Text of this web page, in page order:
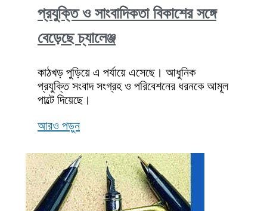
প্রযুক্তি ও সাংবাদিকতা বিকাশের সঙ্গে
বেড়েছে চ্যালেঞ্জ
কাঠখড় পুড়িয়ে এ পর্যায়ে এসেছে। আধুনিক
প্রযুক্তি সংবাদ সংগ্রহ ও পরিবেশনের ধরনকে আমূল
পাল্টে দিয়েছে।
আরও পড়ুন